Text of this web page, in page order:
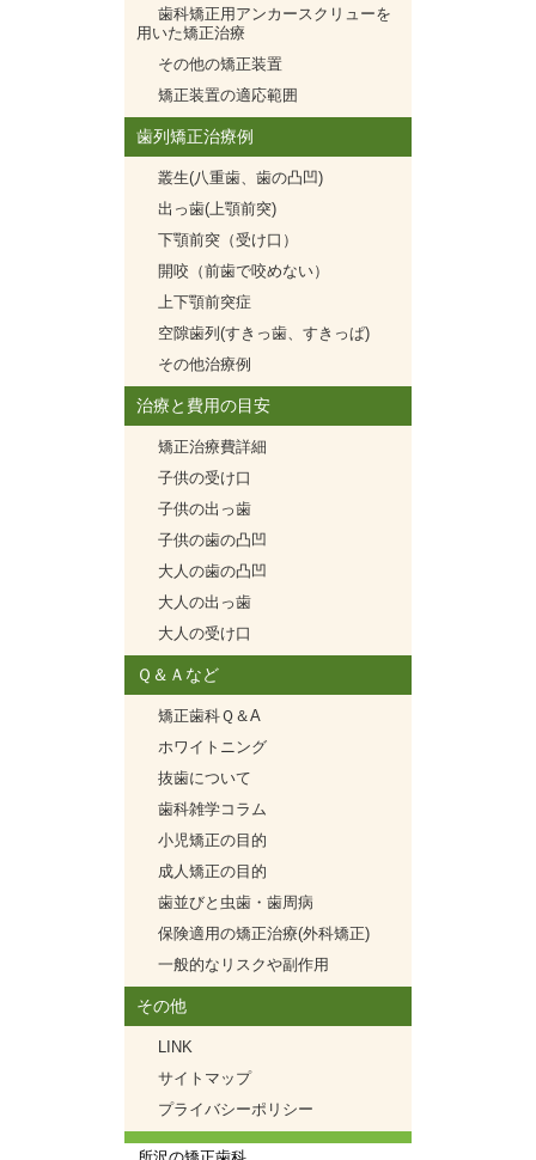
歯科矯正用アンカースクリューを
用いた矯正治療
その他の矯正装置
矯正装置の適応範囲
歯列矯正治療例
叢生(八重歯、歯の凸凹)
出っ歯(上顎前突)
下顎前突（受け口）
開咬（前歯で咬めない）
上下顎前突症
空隙歯列(すきっ歯、すきっぱ)
その他治療例
治療と費用の目安
矯正治療費詳細
子供の受け口
子供の出っ歯
子供の歯の凸凹
大人の歯の凸凹
大人の出っ歯
大人の受け口
Ｑ＆Ａなど
矯正歯科Ｑ＆A
ホワイトニング
抜歯について
歯科雑学コラム
小児矯正の目的
成人矯正の目的
歯並びと虫歯・歯周病
保険適用の矯正治療(外科矯正)
一般的なリスクや副作用
その他
LINK
サイトマップ
プライバシーポリシー